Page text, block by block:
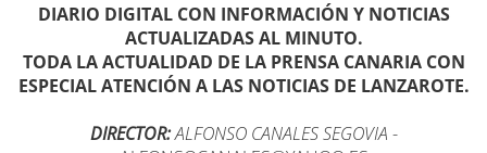
DIARIO DIGITAL CON INFORMACIÓN Y NOTICIAS
ACTUALIZADAS AL MINUTO.
TODA LA ACTUALIDAD DE LA PRENSA CANARIA CON
ESPECIAL ATENCIÓN A LAS NOTICIAS DE LANZAROTE.
DIRECTOR:ALFONSO CANALES SEGOVIA -